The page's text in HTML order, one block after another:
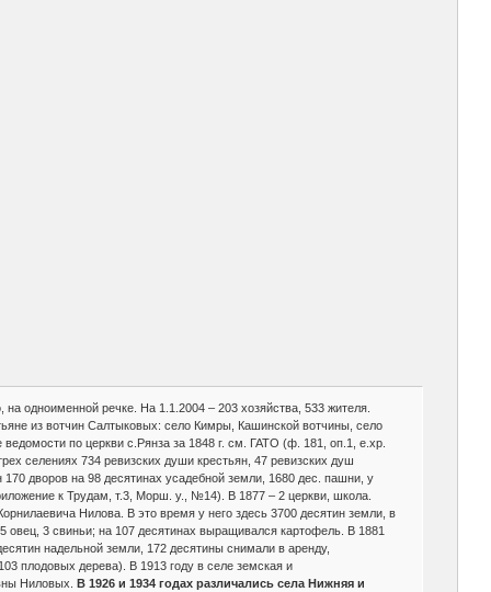
одноименной речке. На 1.1.2004 – 203 хозяйства, 533 жителя.
из вотчин Салтыковых: село Кимры, Кашинской вотчины, село
по церкви с.Рянза за 1848 г. см. ГАТО (ф. 181, оп.1, е.хр.
селениях 734 ревизских души крестьян, 47 ревизских душ
дворов на 98 десятинах усадебной земли, 1680 дес. пашни, у
к Трудам, т.3, Морш. у., №14). В 1877 – 2 церкви, школа.
Нилова. В это время у него здесь 3700 десятин земли, в
овец, 3 свиньи; на 107 десятинах выращивался картофель. В 1881
надельной земли, 172 десятины снимали в аренду,
плодовых дерева). В 1913 году в селе земская и
Ниловых. В 1926 и 1934 годах различались села Нижняя и